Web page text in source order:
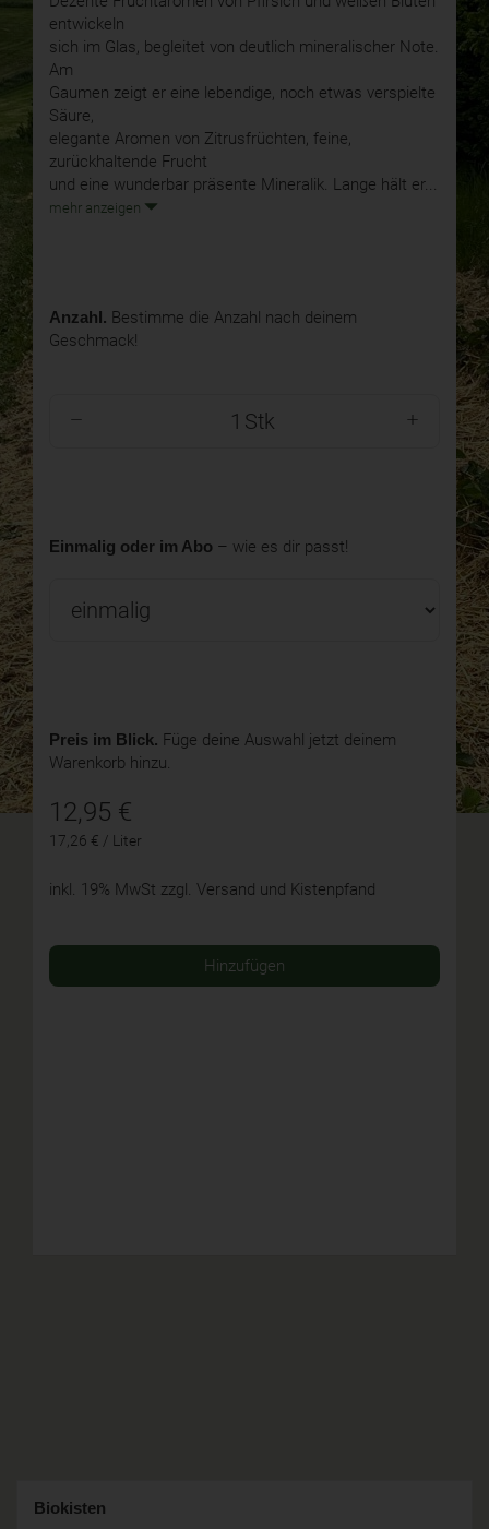
entwickeln
sich im Glas, begleitet von deutlich mineralischer Note.
Am
Gaumen zeigt er eine lebendige, noch etwas verspielte
Säure,
elegante Aromen von Zitrusfrüchten, feine,
zurückhaltende Frucht
und eine wunderbar präsente Mineralik. Lange hält er...
mehr anzeigen
Anzahl. Bestimme die Anzahl nach deinem
Geschmack!
Stk
Einmalig oder im Abo – wie es dir passt!
Preis im Blick. Füge deine Auswahl jetzt deinem
Warenkorb hinzu.
12,95 €
17,26 € / Liter
inkl. 19% MwSt zzgl. Versand und Kistenpfand
Hinzufügen
Biokisten